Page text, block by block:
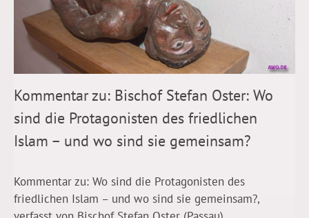
Kommentar zu: Bischof Stefan Oster: Wo
sind die Protagonisten des friedlichen
Islam – und wo sind sie gemeinsam?
Kommentar zu: Wo sind die Protagonisten des
friedlichen Islam – und wo sind sie gemeinsam?,